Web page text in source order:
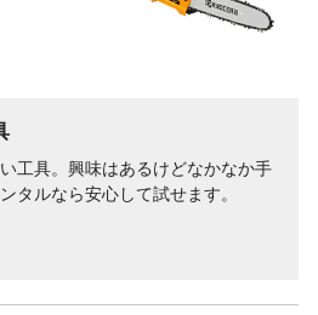
工具。興味はあるけどなかなか手
タルなら安心して試せます。